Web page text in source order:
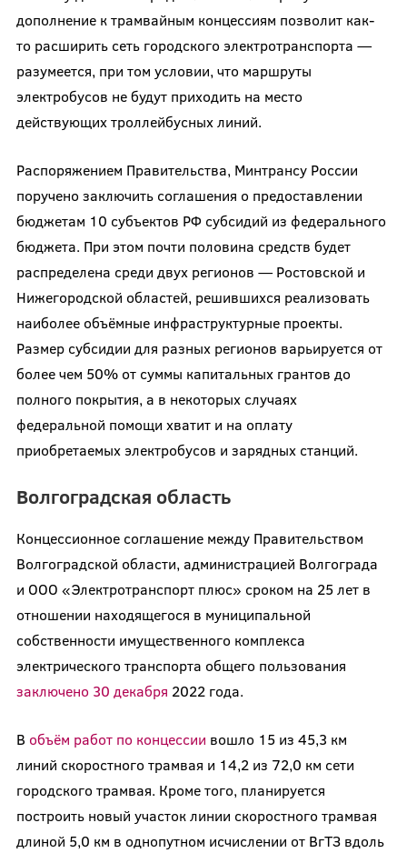
дополнение к трамвайным концессиям позволит как-
то расширить сеть городского электротранспорта —
разумеется, при том условии, что маршруты
электробусов не будут приходить на место
действующих троллейбусных линий.
Распоряжением Правительства, Минтрансу России
поручено заключить соглашения о предоставлении
бюджетам 10 субъектов РФ субсидий из федерального
бюджета. При этом почти половина средств будет
распределена среди двух регионов — Ростовской и
Нижегородской областей, решившихся реализовать
наиболее объёмные инфраструктурные проекты.
Размер субсидии для разных регионов варьируется от
более чем 50% от суммы капитальных грантов до
полного покрытия, а в некоторых случаях
федеральной помощи хватит и на оплату
приобретаемых электробусов и зарядных станций.
Волгоградская область
Концессионное соглашение между Правительством
Волгоградской области, администрацией Волгограда
и ООО «Электротранспорт плюс» сроком на 25 лет в
отношении находящегося в муниципальной
собственности имущественного комплекса
электрического транспорта общего пользования
заключено 30 декабря 2022 года.
В объём работ по концессии вошло 15 из 45,3 км
линий скоростного трамвая и 14,2 из 72,0 км сети
городского трамвая. Кроме того, планируется
построить новый участок линии скоростного трамвая
длиной 5,0 км в однопутном исчислении от ВгТЗ вдоль